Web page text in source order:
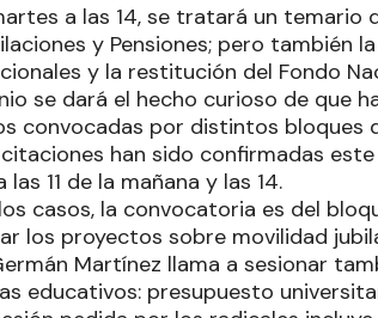
a las 14, se tratará un temario
y Pensiones; pero también
y la restitución del Fondo
se dará el hecho curioso de que
convocadas por distintos bloques
han sido confirmadas
11 de la mañana y las 14.
casos, la convocatoria es del
los proyectos sobre movilidad
Martínez llama a sesionar
educativos: presupuesto